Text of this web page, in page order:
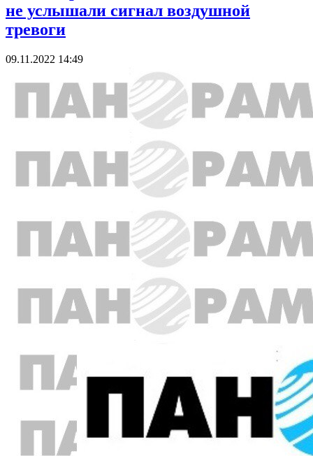
не услышали сигнал воздушной
тревоги
09.11.2022 14:49